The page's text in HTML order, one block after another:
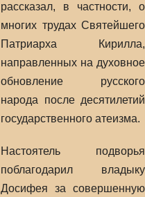
рассказал, в частности, о
многих трудах Святейшего
Патриарха Кирилла,
направленных на духовное
обновление русского
народа после десятилетий
государственного атеизма.
Настоятель подворья
поблагодарил владыку
Досифея за совершенную